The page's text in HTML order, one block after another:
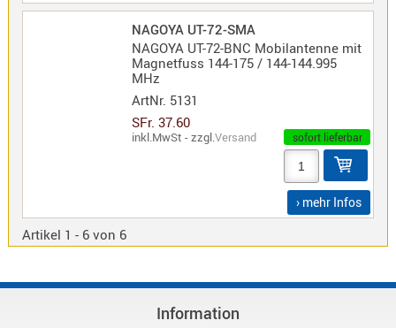
Wintec
Zubehör
NAGOYA UT-72-SMA
NAGOYA UT-72-BNC Mobilantenne mit
Magnetfuss 144-175 / 144-144.995
MHz
ArtNr. 5131
SFr. 37.60
inkl.MwSt - zzgl.Versand sofort lieferbar
› mehr Infos
Artikel 1 - 6 von 6
Information